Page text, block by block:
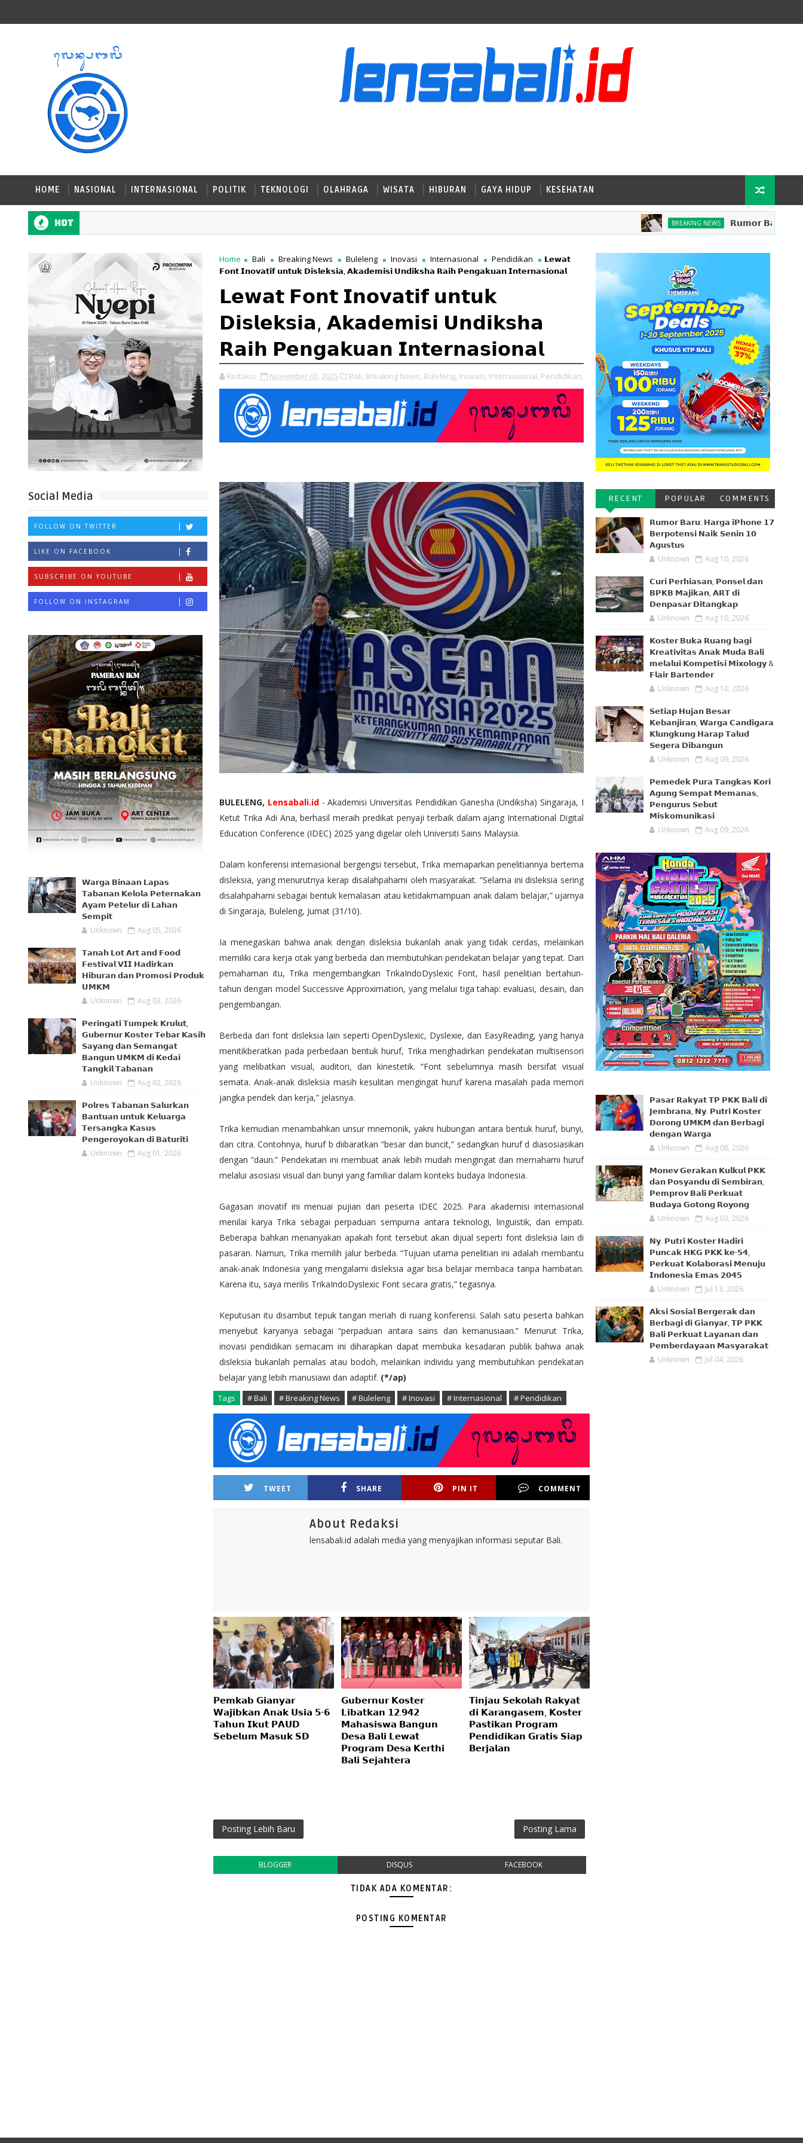
HOME NASIONAL INTERNASIONAL POLITIK TEKNOLOGI OLAHRAGA WISATA HIBURAN GAYA HIDUP KESEHATAN
Hot BREAKING NEWS 𝗥𝘂𝗺𝗼𝗿 𝗕𝗮𝗿𝘂: 𝗛𝗮𝗿𝗴𝗮
Social Media
FOLLOW ON TWITTER
LIKE ON FACEBOOK
SUBSCRIBE ON YOUTUBE
FOLLOW ON INSTAGRAM
𝗪𝗮𝗿𝗴𝗮 𝗕𝗶𝗻𝗮𝗮𝗻 𝗟𝗮𝗽𝗮𝘀
𝗧𝗮𝗯𝗮𝗻𝗮𝗻 𝗞𝗲𝗹𝗼𝗹𝗮 𝗣𝗲𝘁𝗲𝗿𝗻𝗮𝗸𝗮𝗻
𝗔𝘆𝗮𝗺 𝗣𝗲𝘁𝗲𝗹𝘂𝗿 𝗱𝗶 𝗟𝗮𝗵𝗮𝗻
𝗦𝗲𝗺𝗽𝗶𝘁
Unknown Aug 05, 2026
𝗧𝗮𝗻𝗮𝗵 𝗟𝗼𝘁 𝗔𝗿𝘁 𝗮𝗻𝗱 𝗙𝗼𝗼𝗱
𝗙𝗲𝘀𝘁𝗶𝘃𝗮𝗹 𝗩𝗜𝗜 𝗛𝗮𝗱𝗶𝗿𝗸𝗮𝗻
𝗛𝗶𝗯𝘂𝗿𝗮𝗻 𝗱𝗮𝗻 𝗣𝗿𝗼𝗺𝗼𝘀𝗶 𝗣𝗿𝗼𝗱𝘂𝗸
𝗨𝗠𝗞𝗠
Unknown Aug 03, 2026
𝗣𝗲𝗿𝗶𝗻𝗴𝗮𝘁𝗶 𝗧𝘂𝗺𝗽𝗲𝗸 𝗞𝗿𝘂𝗹𝘂𝘁,
𝗚𝘂𝗯𝗲𝗿𝗻𝘂𝗿 𝗞𝗼𝘀𝘁𝗲𝗿 𝗧𝗲𝗯𝗮𝗿 𝗞𝗮𝘀𝗶𝗵
𝗦𝗮𝘆𝗮𝗻𝗴 𝗱𝗮𝗻 𝗦𝗲𝗺𝗮𝗻𝗴𝗮𝘁
𝗕𝗮𝗻𝗴𝘂𝗻 𝗨𝗠𝗞𝗠 𝗱𝗶 𝗞𝗲𝗱𝗮𝗶
𝗧𝗮𝗻𝗴𝗸𝗶𝗹 𝗧𝗮𝗯𝗮𝗻𝗮𝗻
Unknown Aug 02, 2026
𝗣𝗼𝗹𝗿𝗲𝘀 𝗧𝗮𝗯𝗮𝗻𝗮𝗻 𝗦𝗮𝗹𝘂𝗿𝗸𝗮𝗻
𝗕𝗮𝗻𝘁𝘂𝗮𝗻 𝘂𝗻𝘁𝘂𝗸 𝗞𝗲𝗹𝘂𝗮𝗿𝗴𝗮
𝗧𝗲𝗿𝘀𝗮𝗻𝗴𝗸𝗮 𝗞𝗮𝘀𝘂𝘀
𝗣𝗲𝗻𝗴𝗲𝗿𝗼𝘆𝗼𝗸𝗮𝗻 𝗱𝗶 𝗕𝗮𝘁𝘂𝗿𝗶𝘁𝗶
Unknown Aug 01, 2026
Home Bali Breaking News Buleleng Inovasi Internasional Pendidikan
𝗟𝗲𝘄𝗮𝘁
𝗙𝗼𝗻𝘁 𝗜𝗻𝗼𝘃𝗮𝘁𝗶𝗳 𝘂𝗻𝘁𝘂𝗸 𝗗𝗶𝘀𝗹𝗲𝗸𝘀𝗶𝗮, 𝗔𝗸𝗮𝗱𝗲𝗺𝗶𝘀𝗶 𝗨𝗻𝗱𝗶𝗸𝘀𝗵𝗮 𝗥𝗮𝗶𝗵 𝗣𝗲𝗻𝗴𝗮𝗸𝘂𝗮𝗻 𝗜𝗻𝘁𝗲𝗿𝗻𝗮𝘀𝗶𝗼𝗻𝗮𝗹
𝗟𝗲𝘄𝗮𝘁 𝗙𝗼𝗻𝘁 𝗜𝗻𝗼𝘃𝗮𝘁𝗶𝗳 𝘂𝗻𝘁𝘂𝗸
𝗗𝗶𝘀𝗹𝗲𝗸𝘀𝗶𝗮, 𝗔𝗸𝗮𝗱𝗲𝗺𝗶𝘀𝗶 𝗨𝗻𝗱𝗶𝗸𝘀𝗵𝗮
𝗥𝗮𝗶𝗵 𝗣𝗲𝗻𝗴𝗮𝗸𝘂𝗮𝗻 𝗜𝗻𝘁𝗲𝗿𝗻𝗮𝘀𝗶𝗼𝗻𝗮𝗹
Redaksi November 02, 2025 Bali, Breaking News, Buleleng, Inovasi, Internasional, Pendidikan,
BULELENG, Lensabali.id- Akademisi Universitas Pendidikan Ganesha (Undiksha) Singaraja, I
Ketut Trika Adi Ana, berhasil meraih predikat penyaji terbaik dalam ajang International Digital
Education Conference (IDEC) 2025 yang digelar oleh Universiti Sains Malaysia.
Dalam konferensi internasional bergengsi tersebut, Trika memaparkan penelitiannya bertema
disleksia, yang menurutnya kerap disalahpahami oleh masyarakat. “Selama ini disleksia sering
disalahpahami sebagai bentuk kemalasan atau ketidakmampuan anak dalam belajar,” ujarnya
di Singaraja, Buleleng, Jumat (31/10).
Ia menegaskan bahwa anak dengan disleksia bukanlah anak yang tidak cerdas, melainkan
memiliki cara kerja otak yang berbeda dan membutuhkan pendekatan belajar yang tepat. Dari
pemahaman itu, Trika mengembangkan TrikaIndoDyslexic Font, hasil penelitian bertahun-
tahun dengan model Successive Approximation, yang melalui tiga tahap: evaluasi, desain, dan
pengembangan.
Berbeda dari font disleksia lain seperti OpenDyslexic, Dyslexie, dan EasyReading, yang hanya
menitikberatkan pada perbedaan bentuk huruf, Trika menghadirkan pendekatan multisensori
yang melibatkan visual, auditori, dan kinestetik. “Font sebelumnya masih bersifat visual
semata. Anak-anak disleksia masih kesulitan mengingat huruf karena masalah pada memori
jangka pendek dan kerja,” jelasnya.
Trika kemudian menambahkan unsur mnemonik, yakni hubungan antara bentuk huruf, bunyi,
dan citra. Contohnya, huruf b diibaratkan “besar dan buncit,” sedangkan huruf d diasosiasikan
dengan “daun.” Pendekatan ini membuat anak lebih mudah mengingat dan memahami huruf
melalui asosiasi visual dan bunyi yang familiar dalam konteks budaya Indonesia.
Gagasan inovatif ini menuai pujian dari peserta IDEC 2025. Para akademisi internasional
menilai karya Trika sebagai perpaduan sempurna antara teknologi, linguistik, dan empati.
Beberapa bahkan menanyakan apakah font tersebut akan dijual seperti font disleksia lain di
pasaran. Namun, Trika memilih jalur berbeda. “Tujuan utama penelitian ini adalah membantu
anak-anak Indonesia yang mengalami disleksia agar bisa belajar membaca tanpa hambatan.
Karena itu, saya merilis TrikaIndoDyslexic Font secara gratis,” tegasnya.
Keputusan itu disambut tepuk tangan meriah di ruang konferensi. Salah satu peserta bahkan
menyebut karyanya sebagai “perpaduan antara sains dan kemanusiaan.” Menurut Trika,
inovasi pendidikan semacam ini diharapkan dapat membuka kesadaran publik bahwa anak
disleksia bukanlah pemalas atau bodoh, melainkan individu yang membutuhkan pendekatan
belajar yang lebih manusiawi dan adaptif. (*/ap)
Tags # Bali # Breaking News # Buleleng # Inovasi # Internasional # Pendidikan
TWEET SHARE PIN IT COMMENT
About Redaksi
lensabali.id adalah media yang menyajikan informasi seputar Bali.
𝗣𝗲𝗺𝗸𝗮𝗯 𝗚𝗶𝗮𝗻𝘆𝗮𝗿
𝗪𝗮𝗷𝗶𝗯𝗸𝗮𝗻 𝗔𝗻𝗮𝗸 𝗨𝘀𝗶𝗮 𝟱-𝟲
𝗧𝗮𝗵𝘂𝗻 𝗜𝗸𝘂𝘁 𝗣𝗔𝗨𝗗
𝗦𝗲𝗯𝗲𝗹𝘂𝗺 𝗠𝗮𝘀𝘂𝗸 𝗦𝗗
𝗚𝘂𝗯𝗲𝗿𝗻𝘂𝗿 𝗞𝗼𝘀𝘁𝗲𝗿
𝗟𝗶𝗯𝗮𝘁𝗸𝗮𝗻 𝟭𝟮.𝟵𝟰𝟮
𝗠𝗮𝗵𝗮𝘀𝗶𝘀𝘄𝗮 𝗕𝗮𝗻𝗴𝘂𝗻
𝗗𝗲𝘀𝗮 𝗕𝗮𝗹𝗶 𝗟𝗲𝘄𝗮𝘁
𝗣𝗿𝗼𝗴𝗿𝗮𝗺 𝗗𝗲𝘀𝗮 𝗞𝗲𝗿𝘁𝗵𝗶
𝗕𝗮𝗹𝗶 𝗦𝗲𝗷𝗮𝗵𝘁𝗲𝗿𝗮
𝗧𝗶𝗻𝗷𝗮𝘂 𝗦𝗲𝗸𝗼𝗹𝗮𝗵 𝗥𝗮𝗸𝘆𝗮𝘁
𝗱𝗶 𝗞𝗮𝗿𝗮𝗻𝗴𝗮𝘀𝗲𝗺, 𝗞𝗼𝘀𝘁𝗲𝗿
𝗣𝗮𝘀𝘁𝗶𝗸𝗮𝗻 𝗣𝗿𝗼𝗴𝗿𝗮𝗺
𝗣𝗲𝗻𝗱𝗶𝗱𝗶𝗸𝗮𝗻 𝗚𝗿𝗮𝘁𝗶𝘀 𝗦𝗶𝗮𝗽
𝗕𝗲𝗿𝗷𝗮𝗹𝗮𝗻
Posting Lebih Baru Posting Lama
BLOGGER DISQUS FACEBOOK
TIDAK ADA KOMENTAR:
POSTING KOMENTAR
RECENT POPULAR COMMENTS
𝗥𝘂𝗺𝗼𝗿 𝗕𝗮𝗿𝘂: 𝗛𝗮𝗿𝗴𝗮 𝗶𝗣𝗵𝗼𝗻𝗲 𝟭𝟳
𝗕𝗲𝗿𝗽𝗼𝘁𝗲𝗻𝘀𝗶 𝗡𝗮𝗶𝗸 𝗦𝗲𝗻𝗶𝗻 𝟭𝟬
𝗔𝗴𝘂𝘀𝘁𝘂𝘀
Unknown Aug 10, 2026
𝗖𝘂𝗿𝗶 𝗣𝗲𝗿𝗵𝗶𝗮𝘀𝗮𝗻, 𝗣𝗼𝗻𝘀𝗲𝗹 𝗱𝗮𝗻
𝗕𝗣𝗞𝗕 𝗠𝗮𝗷𝗶𝗸𝗮𝗻, 𝗔𝗥𝗧 𝗱𝗶
𝗗𝗲𝗻𝗽𝗮𝘀𝗮𝗿 𝗗𝗶𝘁𝗮𝗻𝗴𝗸𝗮𝗽
Unknown Aug 10, 2026
𝗞𝗼𝘀𝘁𝗲𝗿 𝗕𝘂𝗸𝗮 𝗥𝘂𝗮𝗻𝗴 𝗯𝗮𝗴𝗶
𝗞𝗿𝗲𝗮𝘁𝗶𝘃𝗶𝘁𝗮𝘀 𝗔𝗻𝗮𝗸 𝗠𝘂𝗱𝗮 𝗕𝗮𝗹𝗶
𝗺𝗲𝗹𝗮𝗹𝘂𝗶 𝗞𝗼𝗺𝗽𝗲𝘁𝗶𝘀𝗶 𝗠𝗶𝘅𝗼𝗹𝗼𝗴𝘆 &
𝗙𝗹𝗮𝗶𝗿 𝗕𝗮𝗿𝘁𝗲𝗻𝗱𝗲𝗿
Unknown Aug 10, 2026
𝗦𝗲𝘁𝗶𝗮𝗽 𝗛𝘂𝗷𝗮𝗻 𝗕𝗲𝘀𝗮𝗿
𝗞𝗲𝗯𝗮𝗻𝗷𝗶𝗿𝗮𝗻, 𝗪𝗮𝗿𝗴𝗮 𝗖𝗮𝗻𝗱𝗶𝗴𝗮𝗿𝗮
𝗞𝗹𝘂𝗻𝗴𝗸𝘂𝗻𝗴 𝗛𝗮𝗿𝗮𝗽 𝗧𝗮𝗹𝘂𝗱
𝗦𝗲𝗴𝗲𝗿𝗮 𝗗𝗶𝗯𝗮𝗻𝗴𝘂𝗻
Unknown Aug 09, 2026
𝗣𝗲𝗺𝗲𝗱𝗲𝗸 𝗣𝘂𝗿𝗮 𝗧𝗮𝗻𝗴𝗸𝗮𝘀 𝗞𝗼𝗿𝗶
𝗔𝗴𝘂𝗻𝗴 𝗦𝗲𝗺𝗽𝗮𝘁 𝗠𝗲𝗺𝗮𝗻𝗮𝘀,
𝗣𝗲𝗻𝗴𝘂𝗿𝘂𝘀 𝗦𝗲𝗯𝘂𝘁
𝗠𝗶𝘀𝗸𝗼𝗺𝘂𝗻𝗶𝗸𝗮𝘀𝗶
Unknown Aug 09, 2026
𝗣𝗮𝘀𝗮𝗿 𝗥𝗮𝗸𝘆𝗮𝘁 𝗧𝗣 𝗣𝗞𝗞 𝗕𝗮𝗹𝗶 𝗱𝗶
𝗝𝗲𝗺𝗯𝗿𝗮𝗻𝗮, 𝗡𝘆. 𝗣𝘂𝘁𝗿𝗶 𝗞𝗼𝘀𝘁𝗲𝗿
𝗗𝗼𝗿𝗼𝗻𝗴 𝗨𝗠𝗞𝗠 𝗱𝗮𝗻 𝗕𝗲𝗿𝗯𝗮𝗴𝗶
𝗱𝗲𝗻𝗴𝗮𝗻 𝗪𝗮𝗿𝗴𝗮
Unknown Aug 08, 2026
𝗠𝗼𝗻𝗲𝘃 𝗚𝗲𝗿𝗮𝗸𝗮𝗻 𝗞𝘂𝗹𝗸𝘂𝗹 𝗣𝗞𝗞
𝗱𝗮𝗻 𝗣𝗼𝘀𝘆𝗮𝗻𝗱𝘂 𝗱𝗶 𝗦𝗲𝗺𝗯𝗶𝗿𝗮𝗻,
𝗣𝗲𝗺𝗽𝗿𝗼𝘃 𝗕𝗮𝗹𝗶 𝗣𝗲𝗿𝗸𝘂𝗮𝘁
𝗕𝘂𝗱𝗮𝘆𝗮 𝗚𝗼𝘁𝗼𝗻𝗴 𝗥𝗼𝘆𝗼𝗻𝗴
Unknown Aug 03, 2026
𝗡𝘆. 𝗣𝘂𝘁𝗿𝗶 𝗞𝗼𝘀𝘁𝗲𝗿 𝗛𝗮𝗱𝗶𝗿𝗶
𝗣𝘂𝗻𝗰𝗮𝗸 𝗛𝗞𝗚 𝗣𝗞𝗞 𝗸𝗲-𝟱𝟰,
𝗣𝗲𝗿𝗸𝘂𝗮𝘁 𝗞𝗼𝗹𝗮𝗯𝗼𝗿𝗮𝘀𝗶 𝗠𝗲𝗻𝘂𝗷𝘂
𝗜𝗻𝗱𝗼𝗻𝗲𝘀𝗶𝗮 𝗘𝗺𝗮𝘀 𝟮𝟬𝟰𝟱
Unknown Jul 13, 2026
𝗔𝗸𝘀𝗶 𝗦𝗼𝘀𝗶𝗮𝗹 𝗕𝗲𝗿𝗴𝗲𝗿𝗮𝗸 𝗱𝗮𝗻
𝗕𝗲𝗿𝗯𝗮𝗴𝗶 𝗱𝗶 𝗚𝗶𝗮𝗻𝘆𝗮𝗿, 𝗧𝗣 𝗣𝗞𝗞
𝗕𝗮𝗹𝗶 𝗣𝗲𝗿𝗸𝘂𝗮𝘁 𝗟𝗮𝘆𝗮𝗻𝗮𝗻 𝗱𝗮𝗻
𝗣𝗲𝗺𝗯𝗲𝗿𝗱𝗮𝘆𝗮𝗮𝗻 𝗠𝗮𝘀𝘆𝗮𝗿𝗮𝗸𝗮𝘁
Unknown Jul 04, 2026